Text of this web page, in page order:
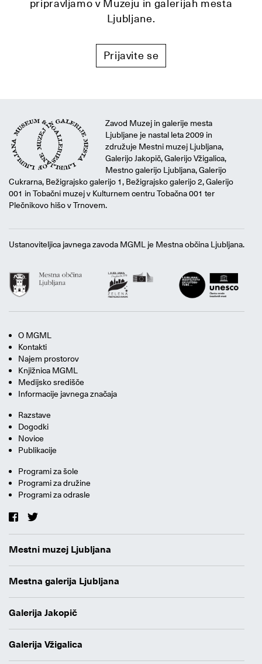
pripravljamo v Muzeju in galerijah mesta
Ljubljane.
Prijavite se
Zavod Muzej in galerije mesta
Ljubljane je nastal leta 2009 in
združuje Mestni muzej Ljubljana,
Galerijo Jakopič, Galerijo Vžigalica,
Mestno galerijo Ljubljana, Galerijo
Cukrarna, Bežigrajsko galerijo 1, Bežigrajsko galerijo 2, Galerijo
001 in Tobačni muzej v Kulturnem centru Tobačna 001 ter
Plečnikovo hišo v Trnovem.
Ustanoviteljica javnega zavoda MGML je Mestna občina Ljubljana.
O MGML
Kontakti
Najem prostorov
Knjižnica MGML
Medijsko središče
Informacije javnega značaja
Razstave
Dogodki
Novice
Publikacije
Programi za šole
Programi za družine
Programi za odrasle
Mestni muzej Ljubljana
Mestna galerija Ljubljana
Galerija Jakopič
Galerija Vžigalica